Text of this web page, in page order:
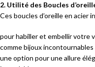
2. Utilité des Boucles
Ces boucles d’oreille en acier
pour habiller et embellir votre
comme bijoux
une option pour une allure